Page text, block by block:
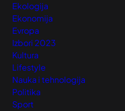
Ekologija
Ekonomija
Evropa
Izbori 2023
Kultura
Lifestyle
Nauka i tehnologija
Politika
Sport